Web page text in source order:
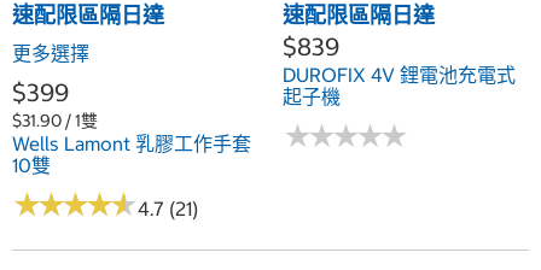
速配限區隔日達
更多選擇
$399
$31.90 / 1雙
Wells Lamont 乳膠工作手套
10雙
★★★★★
★★★★★4.7 (21)
速配限區隔日達
$839
DUROFIX 4V 鋰電池充電式
起子機
★★★★★
★★★★★